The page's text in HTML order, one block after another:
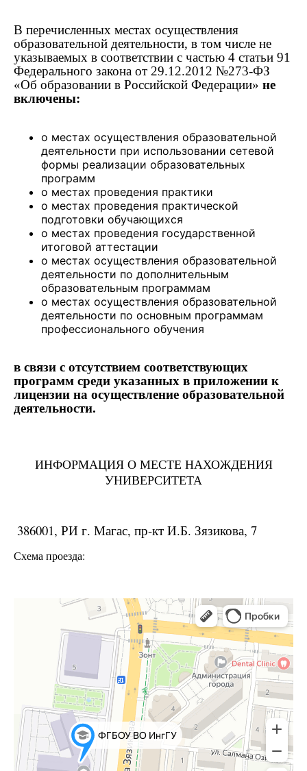
В перечисленных местах осуществления
образовательной деятельности, в том числе не
указываемых в соответствии с частью 4 статьи 91
Федерального закона от 29.12.2012 №273-ФЗ
«Об образовании в Российской Федерации» не
включены:
о местах осуществления образовательной
деятельности при использовании сетевой
формы реализации образовательных
программ
о местах проведения практики
о местах проведения практической
подготовки обучающихся
о местах проведения государственной
итоговой аттестации
о местах осуществления образовательной
деятельности по дополнительным
образовательным программам
о местах осуществления образовательной
деятельности по основным программам
профессионального обучения
в связи с отсутствием соответствующих
программ среди указанных в приложении к
лицензии на осуществление образовательной
деятельности.
ИНФОРМАЦИЯ О МЕСТЕ НАХОЖДЕНИЯ
УНИВЕРСИТЕТА
386001, РИ г. Магас, пр-кт И.Б. Зязикова, 7
Схема проезда: